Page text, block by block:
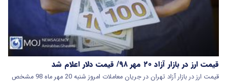
قیمت ارز در بازار آزاد ۲۰ مهر ۹۸/ قیمت دلار اعلام شد
قیمت ارز در بازار آزاد تهران در جریان معاملات امروز شنبه 20 مهر ماه 98 مشخص